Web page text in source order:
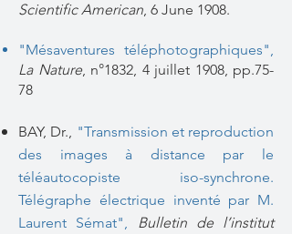
Scientific American, 6 June 1908.
"Mésaventures téléphotographiques",
La Nature, n°1832, 4 juillet 1908, pp.75-
78
BAY, Dr., "Transmission et reproduction
des images à distance par le
téléautocopiste iso-synchrone.
Télégraphe électrique inventé par M.
Laurent Sémat",
Bulletin de l’institut